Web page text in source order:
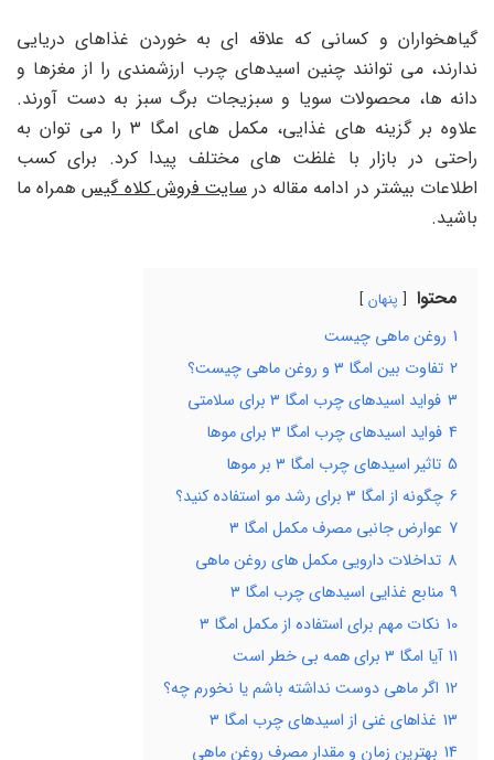
گیاهخواران و کسانی که علاقه ای به خوردن غذاهای دریایی
ندارند، می توانند چنین اسیدهای چرب ارزشمندی را از مغزها و
دانه ها، محصولات سویا و سبزیجات برگ سبز به دست آورند.
علاوه بر گزینه های غذایی، مکمل های امگا ۳ را می توان به
راحتی در بازار با غلظت های مختلف پیدا کرد. برای کسب
اطلاعات بیشتر در ادامه مقاله درسایت فروش کلاه گیسهمراه ما
باشید.
محتوا پنهان
1 روغن ماهی چیست
2 تفاوت بین امگا ۳ و روغن ماهی چیست؟
3 فواید اسیدهای چرب امگا ۳ برای سلامتی
4 فواید اسیدهای چرب امگا ۳ برای موها
5 تاثیر اسیدهای چرب امگا ۳ بر موها
6 چگونه از امگا ۳ برای رشد مو استفاده کنید؟
7 عوارض جانبی مصرف مکمل امگا ۳
8 تداخلات دارویی مکمل های روغن ماهی
9 منابع غذایی اسیدهای چرب امگا ۳
10 نکات مهم برای استفاده از مکمل امگا ۳
11 آیا امگا ۳ برای همه بی خطر است
12 اگر ماهی دوست نداشته باشم یا نخورم چه؟
13 غذاهای غنی از اسیدهای چرب امگا ۳
14 بهترین زمان و مقدار مصرف روغن ماهی